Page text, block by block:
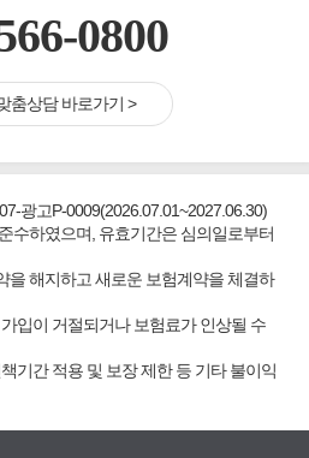
0800
춤상담 바로가기 >
광고P-0009(2026.07.01~2027.06.30)
수하였으며, 유효기간은 심의일로부터
해지하고 새로운 보험계약을 체결하
입이 거절되거나 보험료가 인상될 수
기간 적용 및 보장 제한 등 기타 불이익